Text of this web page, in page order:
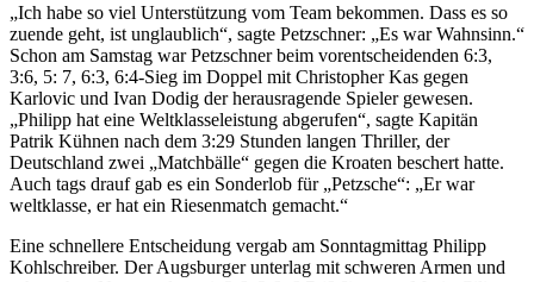
„Ich habe so viel Unterstützung vom Team bekommen. Dass es so
zuende geht, ist unglaublich“, sagte Petzschner: „Es war Wahnsinn.“
Schon am Samstag war Petzschner beim vorentscheidenden 6:3,
3:6, 5: 7, 6:3, 6:4-Sieg im Doppel mit Christopher Kas gegen
Karlovic und Ivan Dodig der herausragende Spieler gewesen.
„Philipp hat eine Weltklasseleistung abgerufen“, sagte Kapitän
Patrik Kühnen nach dem 3:29 Stunden langen Thriller, der
Deutschland zwei „Matchbälle“ gegen die Kroaten beschert hatte.
Auch tags drauf gab es ein Sonderlob für „Petzsche“: „Er war
weltklasse, er hat ein Riesenmatch gemacht.“
Eine schnellere Entscheidung vergab am Sonntagmittag Philipp
Kohlschreiber. Der Augsburger unterlag mit schweren Armen und